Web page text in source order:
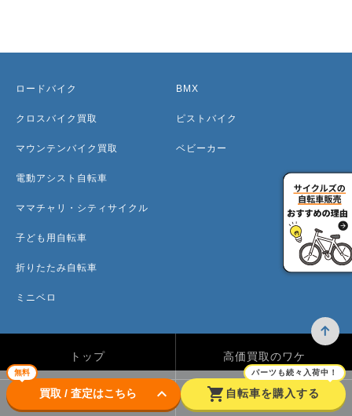
無料
買取 / 査定はこちら keyboard_arrow_down shopping_cart
パーツも続々入荷中！
自転車を購入する
ロードバイク
クロスバイク買取
マウンテンバイク買取
電動アシスト自転車
ママチャリ・シティサイクル
子ども用自転車
折りたたみ自転車
ミニベロ
BMX
ピストバイク
ベビーカー
トップ 高価買取のワケ
買取方法 買取カテゴリー